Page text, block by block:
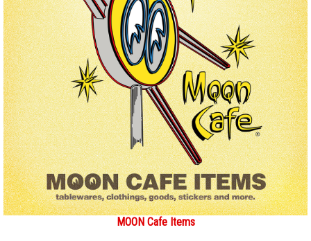
MOON Cafe Items